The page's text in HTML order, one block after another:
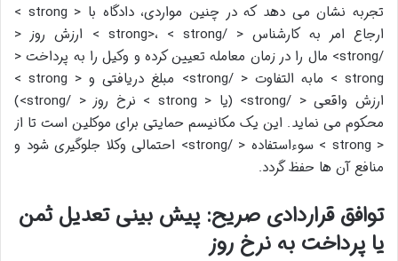
تجربه نشان می دهد که در چنین مواردی، دادگاه با < strong >
ارجاع امر به کارشناس < /strong>، < strong > ارزش روز <
/strong> مال را در زمان معامله تعیین کرده و وکیل را به پرداخت <
strong > مابه التفاوت < /strong> مبلغ دریافتی و < strong >
ارزش واقعی < /strong> (یا < strong > نرخ روز < /strong>)
محکوم می نماید. این یک مکانیسم حمایتی برای موکلین است تا از
< strong > سوءاستفاده < /strong> احتمالی وکلا جلوگیری شود و
منافع آن ها حفظ گردد.
توافق قراردادی صریح: پیش بینی تعدیل ثمن
یا پرداخت به نرخ روز